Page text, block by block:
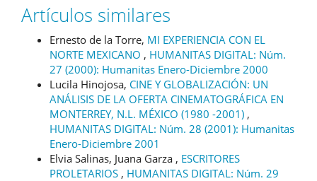
Artículos similares
Ernesto de la Torre, MI EXPERIENCIA CON EL
NORTE MEXICANO , HUMANITAS DIGITAL: Núm.
27 (2000): Humanitas Enero-Diciembre 2000
Lucila Hinojosa, CINE Y GLOBALIZACIÓN: UN
ANÁLISIS DE LA OFERTA CINEMATOGRÁFICA EN
MONTERREY, N.L. MÉXICO (1980 -2001) ,
HUMANITAS DIGITAL: Núm. 28 (2001): Humanitas
Enero-Diciembre 2001
Elvia Salinas, Juana Garza , ESCRITORES
PROLETARIOS , HUMANITAS DIGITAL: Núm. 29